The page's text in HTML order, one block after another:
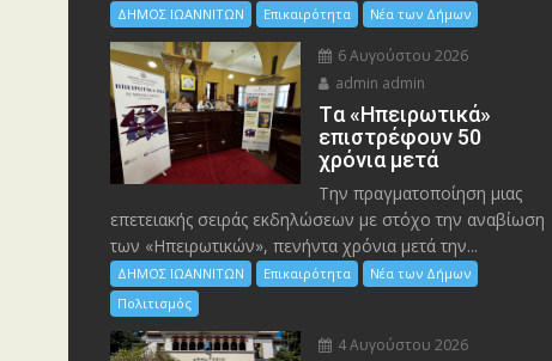
ΔΗΜΟΣ ΙΩΑΝΝΙΤΩΝ Επικαιρότητα Νέα των Δήμων
6 Αυγούστου 2026
admin admin
Tα «Ηπειρωτικά»
επιστρέφουν 50
χρόνια μετά
Την πραγματοποίηση μιας
επετειακής σειράς εκδηλώσεων με στόχο την αναβίωση
των «Ηπειρωτικών», πενήντα χρόνια μετά την...
ΔΗΜΟΣ ΙΩΑΝΝΙΤΩΝ Επικαιρότητα
Νέα των Δήμων
Πολιτισμός
4 Αυγούστου 2026